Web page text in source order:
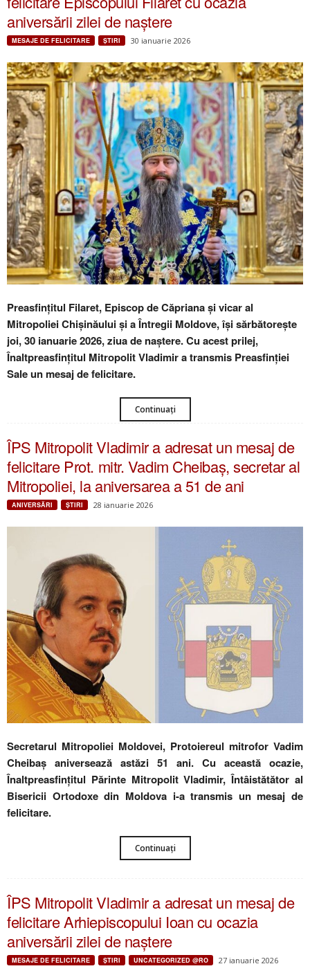
aniversării zilei de naștere
MESAJE DE FELICITARE ŞTIRI 30 ianuarie 2026
Preasfințitul Filaret, Episcop de Căpriana și vicar al
Mitropoliei Chișinăului și a Întregii Moldove, își sărbătorește
joi, 30 ianuarie 2026, ziua de naștere. Cu acest prilej,
Înaltpreasfințitul Mitropolit Vladimir a transmis Preasfinției
Sale un mesaj de felicitare.
Continuați
ÎPS Mitropolit Vladimir a adresat un mesaj de
felicitare Prot. mitr. Vadim Cheibaș, secretar al
Mitropoliei, la aniversarea a 51 de ani
ANIVERSĂRI ŞTIRI 28 ianuarie 2026
Secretarul Mitropoliei Moldovei, Protoiereul mitrofor Vadim
Cheibaș aniversează astăzi 51 ani. Cu această ocazie,
Înaltpreasfințitul Părinte Mitropolit Vladimir, Întâistătător al
Bisericii Ortodoxe din Moldova i-a transmis un mesaj de
felicitare.
Continuați
ÎPS Mitropolit Vladimir a adresat un mesaj de
felicitare Arhiepiscopului Ioan cu ocazia
aniversării zilei de naștere
MESAJE DE FELICITARE ŞTIRI UNCATEGORIZED @RO 27 ianuarie 2026